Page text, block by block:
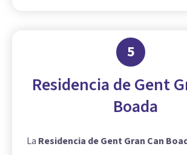
5
Residencia de Gent
Boada
La Residencia de Gent Gran Can